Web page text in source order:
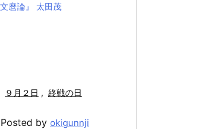
麿論』 太田茂
９月２日 , 終戦の日
Posted by okigunnji